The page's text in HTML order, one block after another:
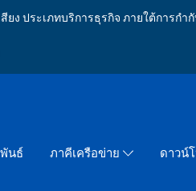
ง ประเภทบริการธุรกิจ ภายใต้การ
นธ์ ภาคีเครือข่าย ดาวน์